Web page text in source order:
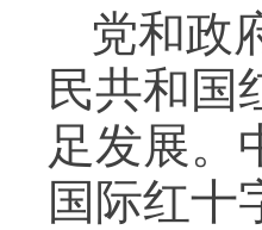
党和政
民共和国
足发展。
国际红十